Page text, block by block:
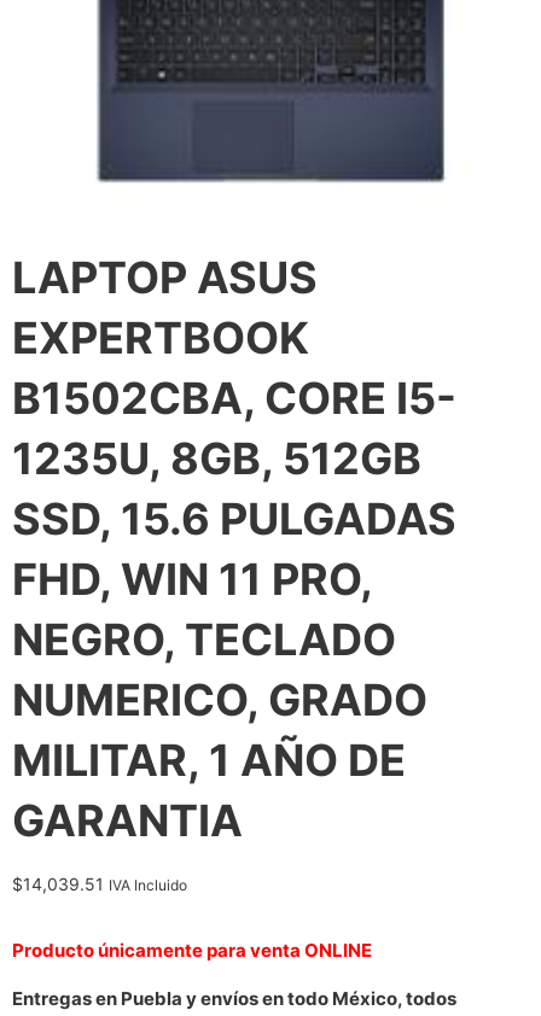
LAPTOP ASUS
EXPERTBOOK
B1502CBA, CORE I5-
1235U, 8GB, 512GB
SSD, 15.6 PULGADAS
FHD, WIN 11 PRO,
NEGRO, TECLADO
NUMERICO, GRADO
MILITAR, 1 AÑO DE
GARANTIA
$14,039.51 IVA Incluido
Producto únicamente para venta ONLINE
Entregas en Puebla y envíos en todo México, todos